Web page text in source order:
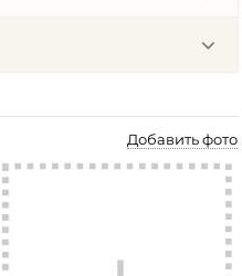
Добавить фото